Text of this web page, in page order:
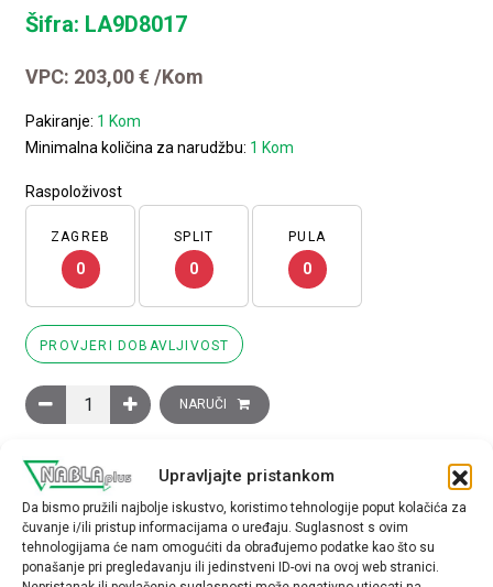
Upravljajte pristankom
Da bismo pružili najbolje iskustvo, koristimo tehnologije poput kolačića za
čuvanje i/ili pristup informacijama o uređaju. Suglasnost s ovim
tehnologijama će nam omogućiti da obrađujemo podatke kao što su
ponašanje pri pregledavanju ili jedinstveni ID-ovi na ovoj web stranici.
Šifra: LA9D8017
VPC: 203,00€ /Kom
Pakiranje: 1 Kom
Minimalna količina za narudžbu: 1 Kom
Raspoloživost
ZAGREB
0
SPLIT
0
PULA
0
PROVJERI DOBAVLJIVOST
Komplet za zvijezda-trokut kombinaciju za LC1D80A sadrži:
NARUČI
USPOREDI PROIZVOD
TEHNIČKE SPECIFIKACIJE